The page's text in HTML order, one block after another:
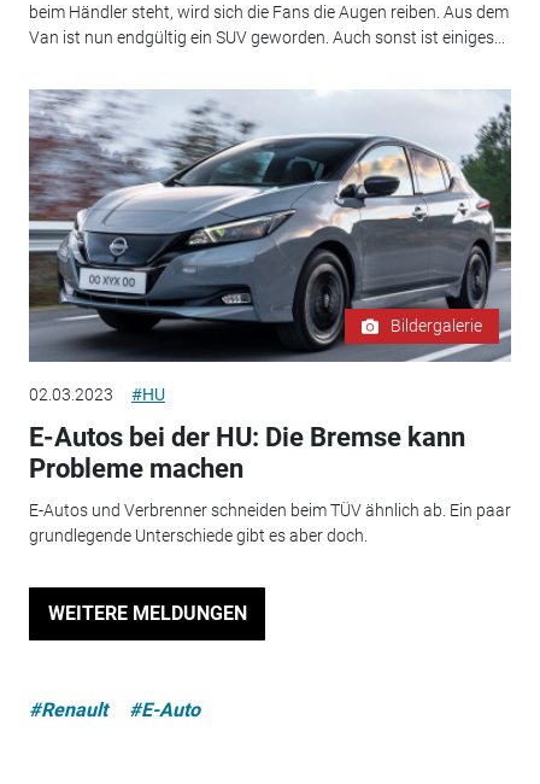
beim Händler steht, wird sich die Fans die Augen reiben. Aus dem
Van ist nun endgültig ein SUV geworden. Auch sonst ist einiges...
Bildergalerie
02.03.2023 #HU
E-Autos bei der HU: Die Bremse kann
Probleme machen
E-Autos und Verbrenner schneiden beim TÜV ähnlich ab. Ein paar
grundlegende Unterschiede gibt es aber doch.
WEITERE MELDUNGEN
#Renault #E-Auto